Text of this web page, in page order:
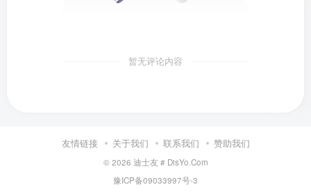
暂无评论内容
友情链接 关于我们 联系我们 赞助我们
© 2026 迪士友 # DisYo.Com
豫ICP备09033997号-3